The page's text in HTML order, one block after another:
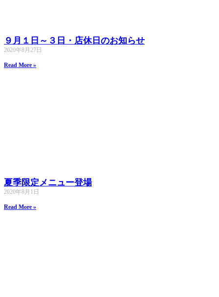
９月１日～３日・店休日のお知らせ
2020年8月27日
Read More »
夏季限定メニュー登場
2020年8月1日
Read More »